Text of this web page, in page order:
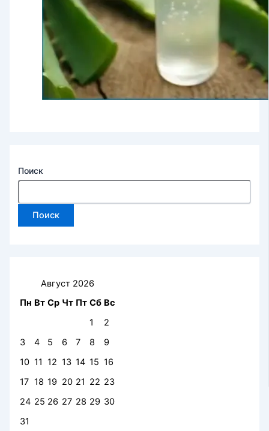
Поиск
Поиск
Август 2026
Пн Вт Ср Чт Пт Сб Вс
1
2
3
4 5 6 7 8
9
10 11 12 13 14 15 16
17 18 19 20 21 22 23
24 25 26 27 28 29 30
31